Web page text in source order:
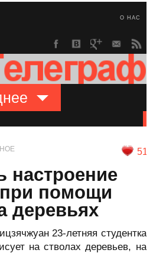
О НАС
51
настроение
помощи
деревьях
23-летняя студентка
на стволах деревьев, на